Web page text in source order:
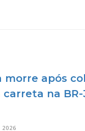
morre após
na BR-
2026